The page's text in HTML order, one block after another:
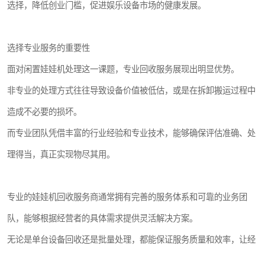
选择，降低创业门槛，促进娱乐设备市场的健康发展。
选择专业服务的重要性
面对闲置娃娃机处理这一课题，专业回收服务展现出明显优势。
非专业的处理方式往往导致设备价值被低估，或是在拆卸搬运过程中
造成不必要的损坏。
而专业团队凭借丰富的行业经验和专业技术，能够确保评估准确、处
理得当，真正实现物尽其用。
专业的娃娃机回收服务商通常拥有完善的服务体系和可靠的业务团
队，能够根据经营者的具体需求提供灵活解决方案。
无论是单台设备回收还是批量处理，都能保证服务质量和效率，让经